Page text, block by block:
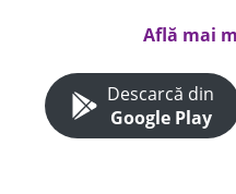
Află mai
Descarcă din
Google Play